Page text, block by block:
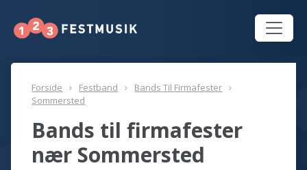
Forside Festband
Bands Til Firmafester
Sommersted
Bands til firmafester
nær Sommersted